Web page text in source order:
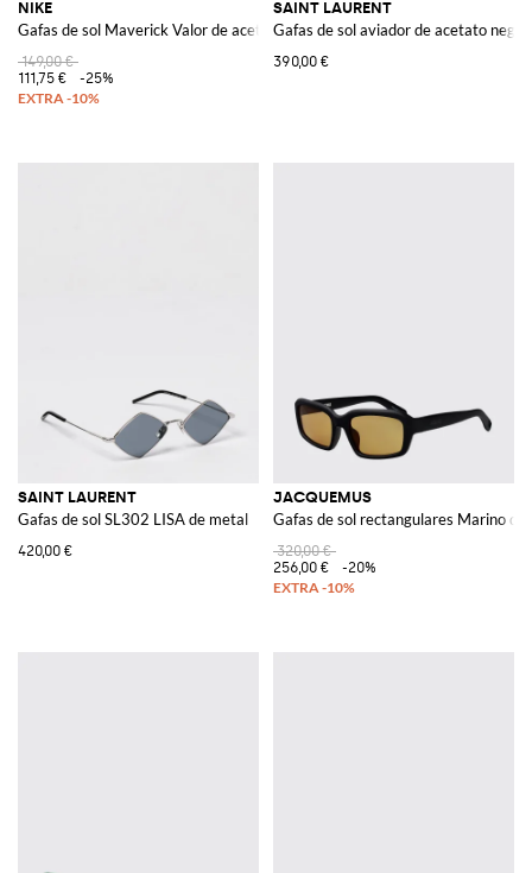
NIKE
Gafas de sol Maverick Valor de acetato
149,00 €
111,75 €
-25%
SAINT LAURENT
Gafas de sol aviador de acetato
390,00 €
SAINT LAURENT
Gafas de sol SL302 LISA de metal
420,00 €
JACQUEMUS
Gafas de sol rectangulares Marino
320,00 €
256,00 €
-20%